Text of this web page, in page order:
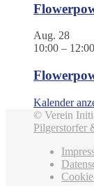
Aug. 28
10:00 – 12:00
Kalender
© Verein
Pilgerstorfer